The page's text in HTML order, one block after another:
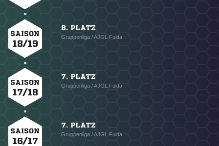
SAISON
18/19
8. PLATZ
Gruppenliga / AJGL Fulda
SAISON
17/18
7. PLATZ
Gruppenliga / AJGL Fulda
SAISON
16/17
7. PLATZ
Gruppenliga / AJGL Fulda